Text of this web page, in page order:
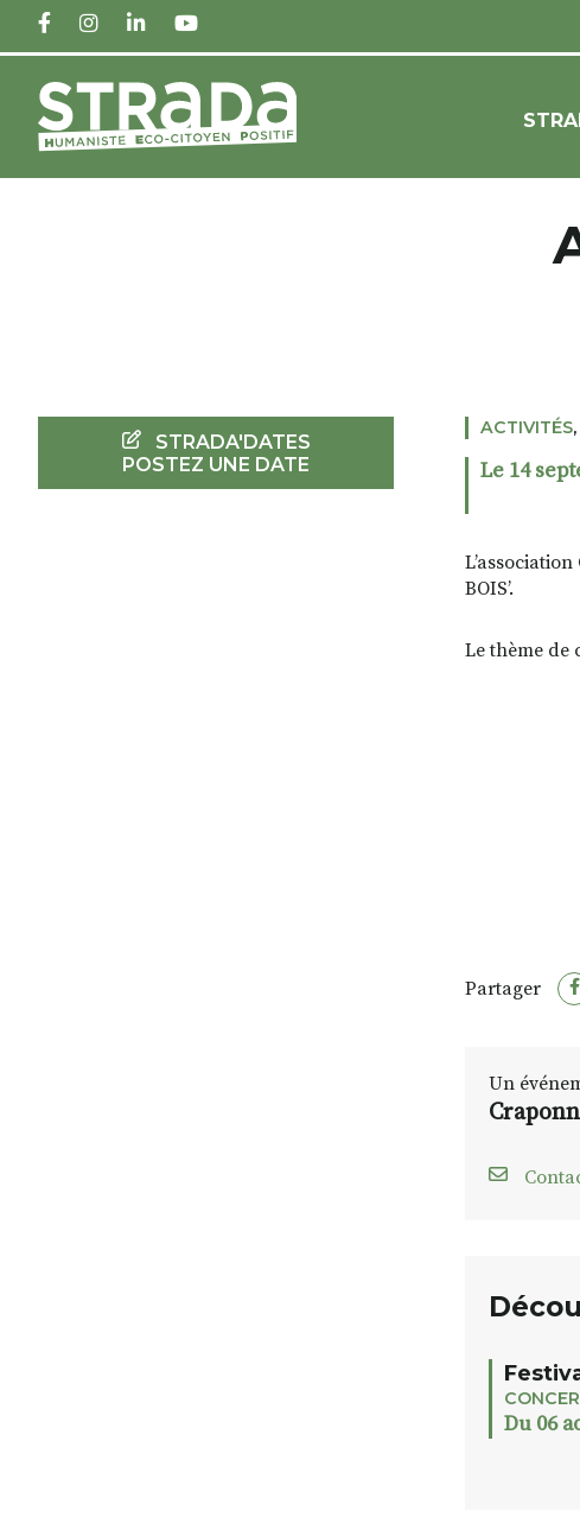
FACEBOOKINSTAGRAM
LINKEDINYOUTUBE
ACTIVITÉS,
Le 14
BOIS’.
Le thème de
Partager
Un
Du 06
STRADA'DATES
POSTEZ UNE DATE